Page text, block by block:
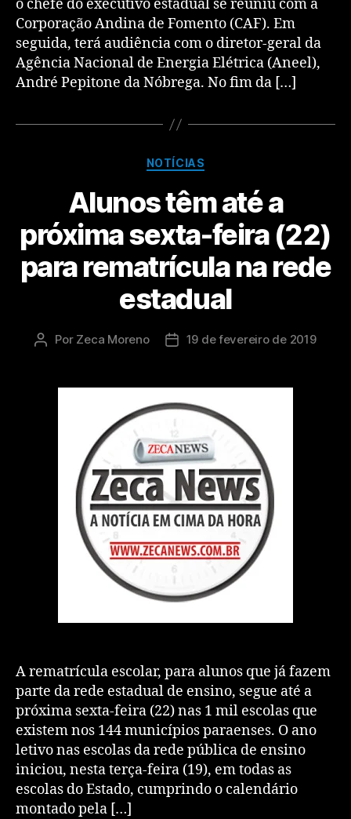
o chefe do executivo estadual se reuniu com a
Corporação Andina de Fomento (CAF). Em
seguida, terá audiência com o diretor-geral da
Agência Nacional de Energia Elétrica (Aneel),
André Pepitone da Nóbrega. No fim da […]
NOTÍCIAS
Alunos têm até a
próxima sexta-feira (22)
para rematrícula na rede
estadual
Por Zeca Moreno 19 de fevereiro de 2019
A rematrícula escolar, para alunos que já fazem
parte da rede estadual de ensino, segue até a
próxima sexta-feira (22) nas 1 mil escolas que
existem nos 144 municípios paraenses. O ano
letivo nas escolas da rede pública de ensino
iniciou, nesta terça-feira (19), em todas as
escolas do Estado, cumprindo o calendário
montado pela […]